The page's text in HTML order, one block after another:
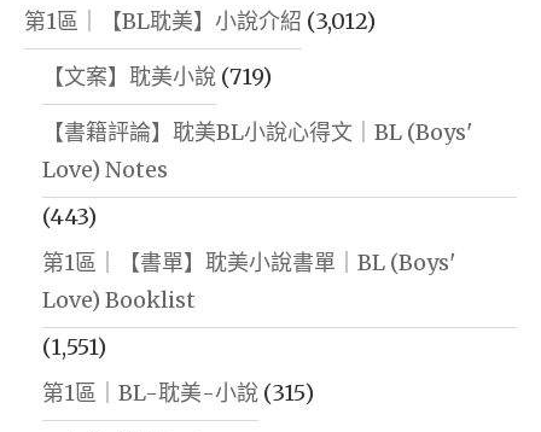
第1區｜【BL耽美】小說介紹 (3,012)
【文案】耽美小說 (719)
【書籍評論】耽美BL小說心得文｜BL (Boys'
Love) Notes
(443)
第1區｜【書單】耽美小說書單｜BL (Boys'
Love) Booklist
(1,551)
第1區｜BL-耽美-小說 (315)